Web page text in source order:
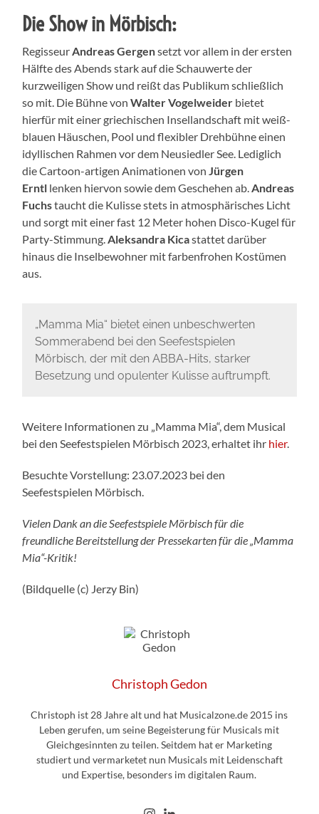
Die Show in Mörbisch:
RegisseurAndreasGergensetzt vor allem in der ersten
Hälfte des Abends stark auf die Schauwerte der
kurzweiligen Show und reißt das Publikum schließlich
so mit. Die Bühne vonWalterVogelweider bietet
hierfür mit einer griechischen Insellandschaft mit weiß-
blauen Häuschen, Pool und flexibler Drehbühne einen
idyllischen Rahmen vor dem Neusiedler See. Lediglich
die Cartoon-artigen Animationen vonJürgen
Erntl lenken hiervon sowie dem Geschehen ab.Andreas
Fuchstaucht die Kulisse stets in atmosphärisches Licht
und sorgt mit einer fast 12 Meter hohen Disco-Kugel für
Party-Stimmung.Aleksandra Kicastattet darüber
hinaus die Inselbewohner mit farbenfrohen Kostümen
aus.
„Mamma Mia“ bietet einen unbeschwerten
Sommerabend bei den Seefestspielen
Mörbisch, der mit den ABBA-Hits, starker
Besetzung und opulenter Kulisse auftrumpft.
Weitere Informationen zu „Mamma Mia“, dem Musical
bei den Seefestspielen Mörbisch 2023, erhaltet ihr hier.
Besuchte Vorstellung: 23.07.2023 bei den
Seefestspielen Mörbisch.
Vielen Dank an die Seefestspiele Mörbisch für die
freundliche Bereitstellung der Pressekarten für die „Mamma
Mia“-Kritik!
(Bildquelle (c) Jerzy Bin)
Christoph Gedon
Christoph ist 28 Jahre alt und hat Musicalzone.de 2015 ins
Leben gerufen, um seine Begeisterung für Musicals mit
Gleichgesinnten zu teilen. Seitdem hat er Marketing
studiert und vermarketet nun Musicals mit Leidenschaft
und Expertise, besonders im digitalen Raum.